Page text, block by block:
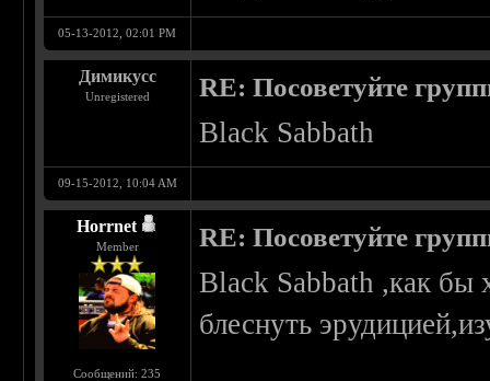
05-13-2012, 02:01 PM
Димикусс
Unregistered RE: Посоветуйте
Black Sabbath
09-15-2012, 10:04 AM
Horrnet
Member
Сообщений: 235
RE: Посоветуйте
Black Sabbath ,как бы
блеснуть